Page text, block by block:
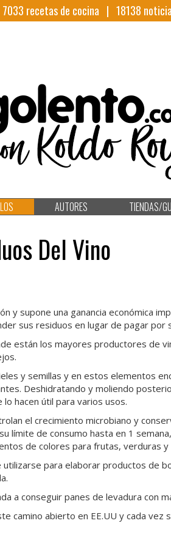
7033 recetas de cocina | 18138
AUTORES TIENDAS/
Del Vino
y supone una ganancia económica
sus residuos en lugar de pagar por
están los mayores productores de
y semillas y en estos elementos
Deshidratando y moliendo
hacen útil para varios usos.
el crecimiento microbiano y
límite de consumo hasta en 1
de colores para frutas, verduras
para elaborar productos de
a conseguir panes de levadura con
camino abierto en EE.UU y cada vez